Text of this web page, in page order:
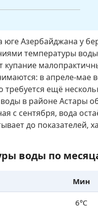
Азербайджана у
температуры
купание
в апреле-мае
требуется ещё
в районе Астары
с сентября, вода
до показателей,
воды по
Мин
6°C